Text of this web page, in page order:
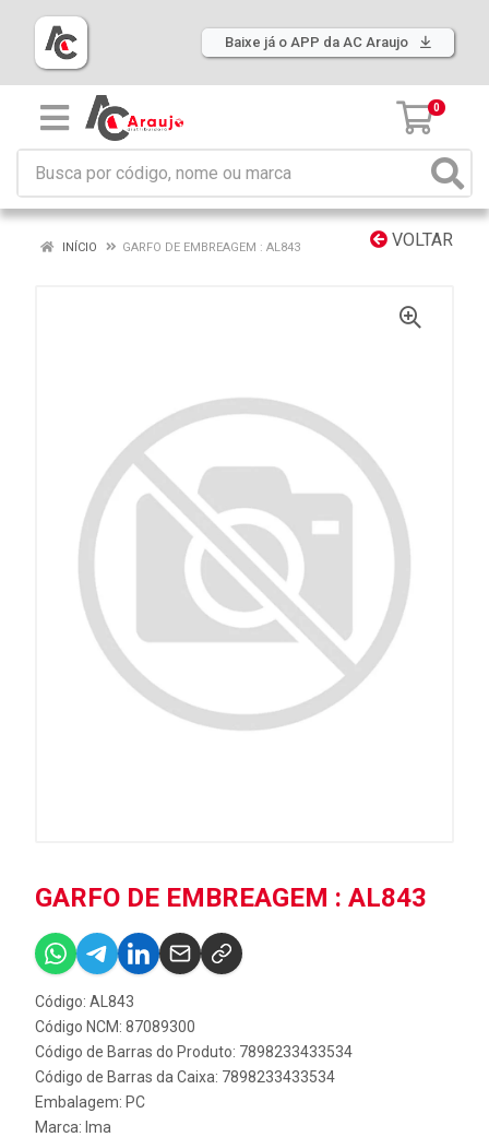
Baixe já o APP da AC Araujo
0
VOLTAR
INÍCIO GARFO DE EMBREAGEM : AL843
GARFO DE EMBREAGEM : AL843
Código: AL843
Código NCM: 87089300
Código de Barras do Produto: 7898233433534
Código de Barras da Caixa: 7898233433534
Embalagem: PC
Marca: Ima